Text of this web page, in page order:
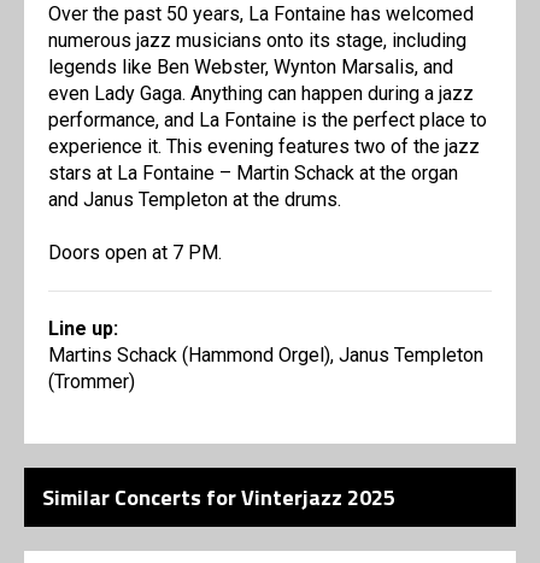
Over the past 50 years, La Fontaine has welcomed
numerous jazz musicians onto its stage, including
legends like Ben Webster, Wynton Marsalis, and
even Lady Gaga. Anything can happen during a jazz
performance, and La Fontaine is the perfect place to
experience it. This evening features two of the jazz
stars at La Fontaine – Martin Schack at the organ
and Janus Templeton at the drums.
Doors open at 7 PM.
Line up:
Martins Schack (Hammond Orgel), Janus Templeton
(Trommer)
Similar Concerts for Vinterjazz 2025